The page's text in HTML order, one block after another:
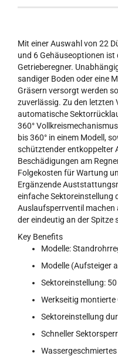
Mit einer Auswahl von 22
und 6 Gehäuseoptionen
Getrieberegner.
sandiger Boden oder eine
Gräsern versorgt werden
zuverlässig. Zu den letzten
automatische
360°
bis 360° in einem Modell,
schütztender entkoppelter
Beschädigungen am
Folgekosten für Wartung
Ergänzende
einfache Sektoreinstellung
Auslaufsperrventil machen
der eindeutig an der Spitze
Key Benefits
Modelle:
Modelle (Aufsteiger
Sektoreinstellung:
Werkseitig
Sektoreinstellung
Schneller